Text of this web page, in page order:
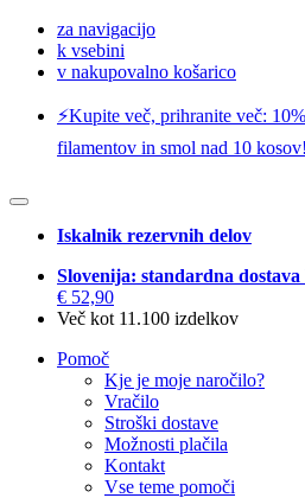
za navigacijo
k vsebini
v nakupovalno košarico
⚡️Kupite več, prihranite več:
filamentov in smol nad 10
Iskalnik rezervnih delov
Slovenija: standardna
€ 52,90
Več kot 11.100 izdelkov
Pomoč
Kje je moje naročilo?
Vračilo
Stroški dostave
Možnosti plačila
Kontakt
Vse teme pomoči